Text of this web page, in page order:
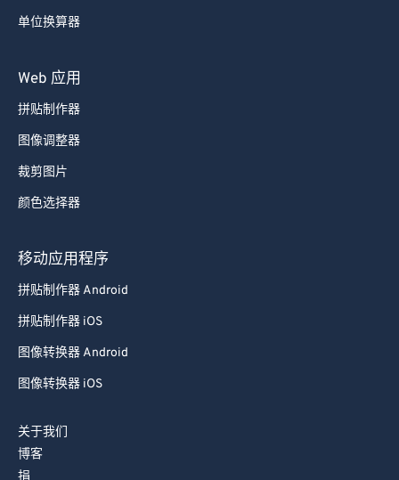
单位换算器
Web 应用
拼贴制作器
图像调整器
裁剪图片
颜色选择器
移动应用程序
拼贴制作器 Android
拼贴制作器 iOS
图像转换器 Android
图像转换器 iOS
关于我们
博客
捐